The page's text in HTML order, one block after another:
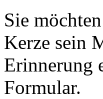
Sie
Kerze sein
Erinnerung
Formular.